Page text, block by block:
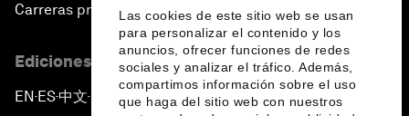
Las cookies de este sitio web se usan
para personalizar el contenido y los
anuncios, ofrecer funciones de redes
sociales y analizar el tráfico. Además,
compartimos información sobre el uso
que haga del sitio web con nuestros
Carreras profesionales
Ediciones en otros idiomas
EN ▪ES▪中文▪ 日本語